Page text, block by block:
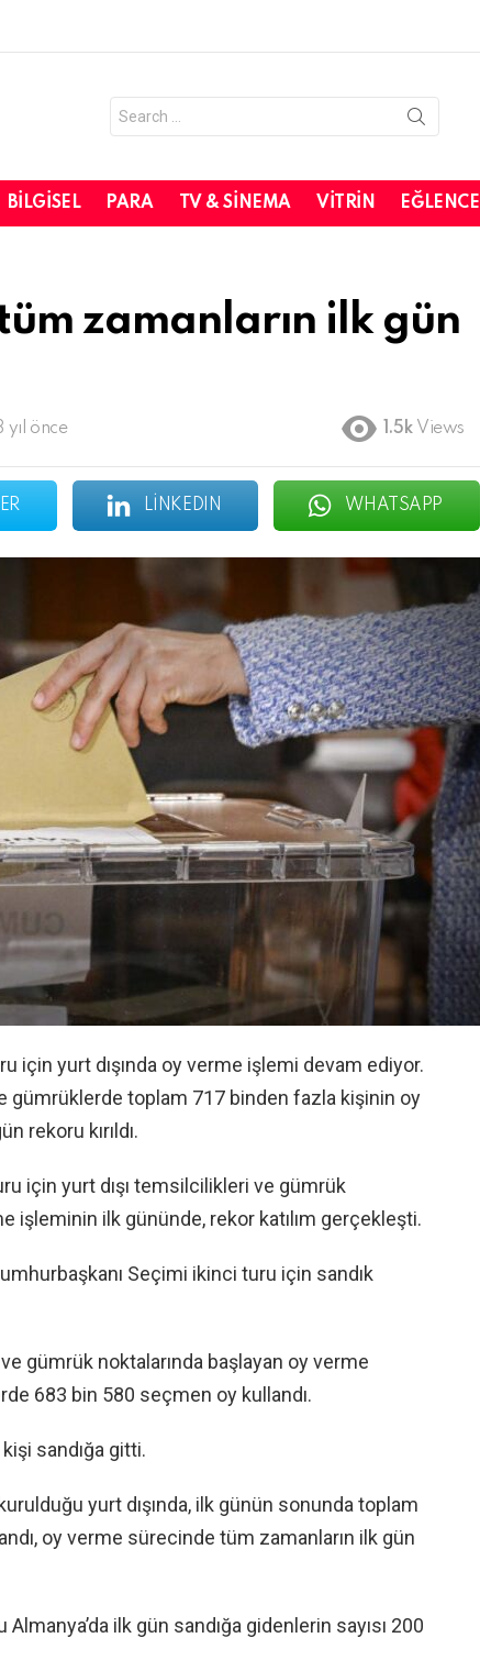
for:
BILGISEL PARA TV & SINEMA VITRIN EĞLENCE
zamanların ilk gün
yıl önce 1.5k Views
LINKEDIN WHATSAPP
için yurt dışında oy verme işlemi devam ediyor.
gümrüklerde toplam 717 binden fazla kişinin oy
rekoru kırıldı.
için yurt dışı temsilcilikleri ve gümrük
işleminin ilk gününde, rekor katılım gerçekleşti.
Seçimi ikinci turu için sandık
gümrük noktalarında başlayan oy verme
683 bin 580 seçmen oy kullandı.
sandığa gitti.
yurt dışında, ilk günün sonunda toplam
oy verme sürecinde tüm zamanların ilk gün
ilk gün sandığa gidenlerin sayısı 200